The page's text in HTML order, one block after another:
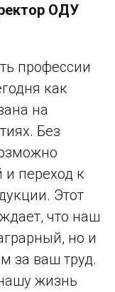
ОДУ
профессии
как
на
Без
и переход к
Этот
что наш
но и
за ваш труд.
жизнь